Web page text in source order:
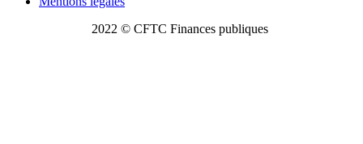
2022 © CFTC Finances publiques